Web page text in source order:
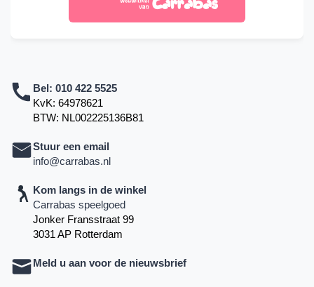
Bel: 010 422 5525
KvK: 64978621
BTW: NL002225136B81
Stuur een email
info@carrabas.nl
Kom langs in de winkel
Carrabas speelgoed
Jonker Fransstraat 99
3031 AP Rotterdam
Meld u aan voor de nieuwsbrief